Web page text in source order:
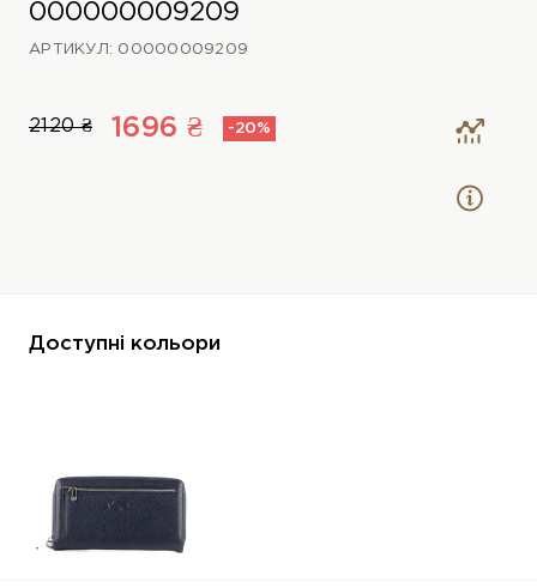
000000009209
АРТИКУЛ: 00000009209
2120 ₴ 1696 ₴ -20%
Доступні кольори